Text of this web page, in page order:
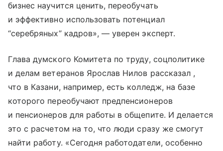
бизнес научится ценить, переобучать
и эффективно использовать потенциал
“серебряных” кадров», — уверен эксперт.
Глава думского Комитета по труду, соцполитике
и делам ветеранов Ярослав Нилов рассказал ,
что в Казани, например, есть колледж, на базе
которого переобучают предпенсионеров
и пенсионеров для работы в общепите. И делается
это с расчетом на то, что люди сразу же смогут
найти работу. «Сегодня работодатели, особенно